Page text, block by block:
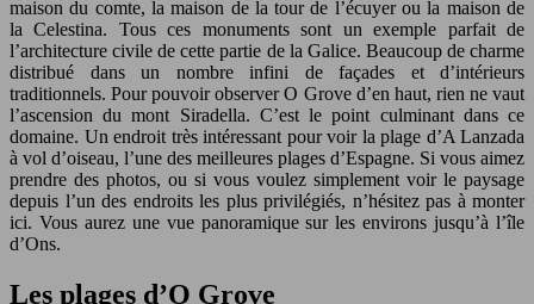
maison du comte, la maison de la tour de l’écuyer ou la maison de
la Celestina. Tous ces monuments sont un exemple parfait de
l’architecture civile de cette partie de la Galice. Beaucoup de charme
distribué dans un nombre infini de façades et d’intérieurs
traditionnels. Pour pouvoir observer O Grove d’en haut, rien ne vaut
l’ascension du mont Siradella. C’est le point culminant dans ce
domaine. Un endroit très intéressant pour voir la plage d’A Lanzada
à vol d’oiseau, l’une des meilleures plages d’Espagne. Si vous aimez
prendre des photos, ou si vous voulez simplement voir le paysage
depuis l’un des endroits les plus privilégiés, n’hésitez pas à monter
ici. Vous aurez une vue panoramique sur les environs jusqu’à l’île
d’Ons.
Les plages d’O Grove